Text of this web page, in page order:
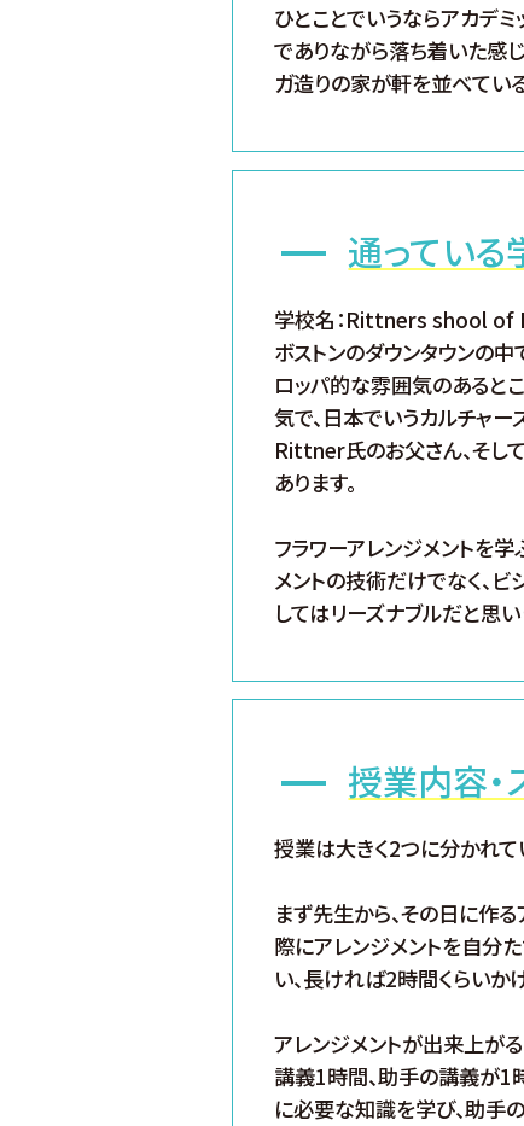
ひとことでいうならアカデ
でありながら落ち着いた感
ガ造りの家が軒を並べてい
通っている
学校名：Rittners shool of
ボストンのダウンタウンの
ロッパ的な雰囲気のあると
気で、日本でいうカルチャ
Rittner氏のお父さん、そし
あります。
フラワーアレンジメントを
メントの技術だけでなく、
してはリーズナブルだと思い
授業内容・
授業は大きく2つに分かれて
まず先生から、その日に作
際にアレンジメントを自分
い、長ければ2時間くらいか
アレンジメントが出来上が
講義1時間、助手の講義が1
に必要な知識を学び、助手